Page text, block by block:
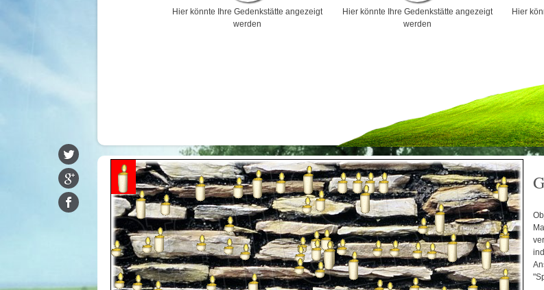
Hier könnte Ihre Gedenkstätte angezeigt
werden
Hier könnte Ihre Gedenkstätte angezeigt
werden
Hier